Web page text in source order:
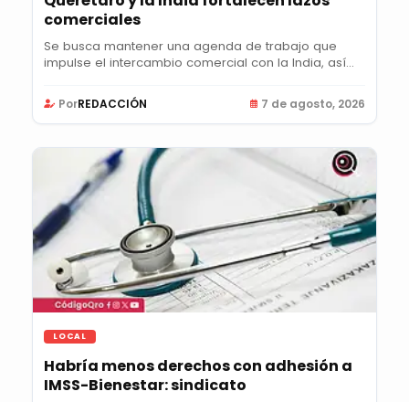
comerciales
Se busca mantener una agenda de trabajo que
impulse el intercambio comercial con la India, así
PorREDACCIÓN 7 de agosto, 2026
LOCAL
Habría menos derechos con adhesión a
IMSS-Bienestar: sindicato